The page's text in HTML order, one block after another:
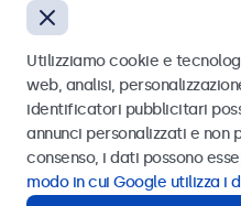
Italiano
Oppure
Utilizziamo cookie e
web, analisi,
identificatori pubblicitari
annunci personalizzati e non
consenso, i dati possono
modo in cui Google utilizza i